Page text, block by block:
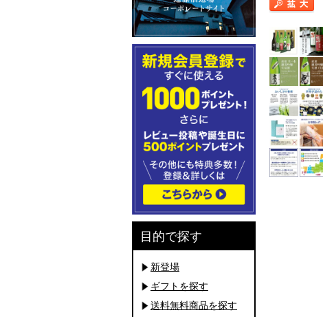
目的で探す
新登場
ギフトを探す
送料無料商品を探す